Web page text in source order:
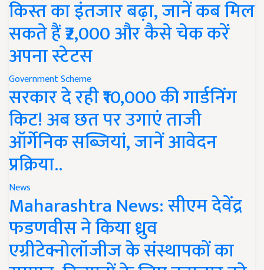
किस्त का इंतजार बढ़ा, जानें कब मिल
सकते हैं ₹2,000 और कैसे चेक करें
अपना स्टेटस
Government Scheme
सरकार दे रही ₹10,000 की गार्डनिंग
किट! अब छत पर उगाएं ताजी
ऑर्गेनिक सब्जियां, जानें आवेदन
प्रक्रिया..
News
Maharashtra News: सीएम देवेंद्र
फडणवीस ने किया ध्रुव
एग्रीटेक्नोलॉजीज के संस्थापकों का